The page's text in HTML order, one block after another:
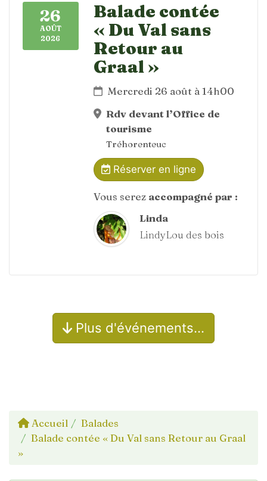
26
AOÛT
2026
Balade contée
« Du Val sans
Retour au
Graal »
Mercredi 26 août à 14h00
Rdv devant l’Office de
tourisme
Tréhorenteuc
Réserver en ligne
Vous serez accompagné par :
Linda
LindyLou des bois
Plus d'événements…
Accueil
Balades
Balade contée « Du Val sans Retour au Graal
»